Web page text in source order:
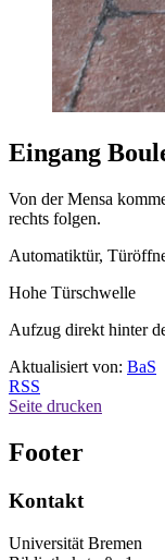
Eingang
Von der Mensa
rechts folgen.
Automatiktür,
Hohe Türschwelle
Aufzug direkt hinter
Aktualisiert von: BaS
RSS
Seite drucken
Footer
Kontakt
Universität Bremen